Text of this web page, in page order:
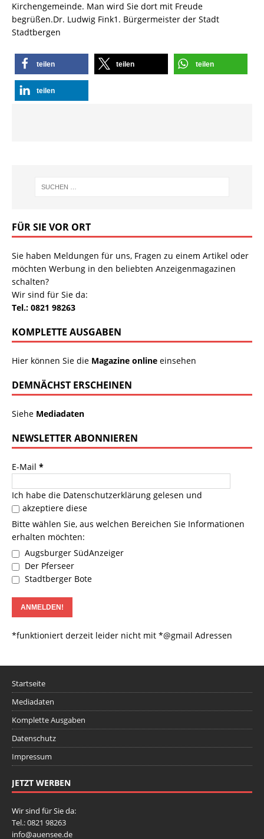
Kirchengemeinde. Man wird Sie dort mit Freude
begrüßen.Dr. Ludwig Fink1. Bürgermeister der Stadt
Stadtbergen
teilen teilen teilen
teilen
FÜR SIE VOR ORT
Sie haben Meldungen für uns, Fragen zu einem Artikel oder
möchten Werbung in den beliebten Anzeigenmagazinen
schalten?
Wir sind für Sie da:
Tel.: 0821 98263
KOMPLETTE AUSGABEN
Hier können Sie die Magazine online einsehen
DEMNÄCHST ERSCHEINEN
Siehe Mediadaten
NEWSLETTER ABONNIEREN
E-Mail *
Ich habe die Datenschutzerklärung gelesen und
akzeptiere diese
Bitte wählen Sie, aus welchen Bereichen Sie Informationen
erhalten möchten:
Augsburger SüdAnzeiger
Der Pferseer
Stadtberger Bote
*funktioniert derzeit leider nicht mit *@gmail Adressen
Startseite
Mediadaten
Komplette Ausgaben
Datenschutz
Impressum
JETZT WERBEN
Wir sind für Sie da:
Tel.: 0821 98263
info@auensee.de